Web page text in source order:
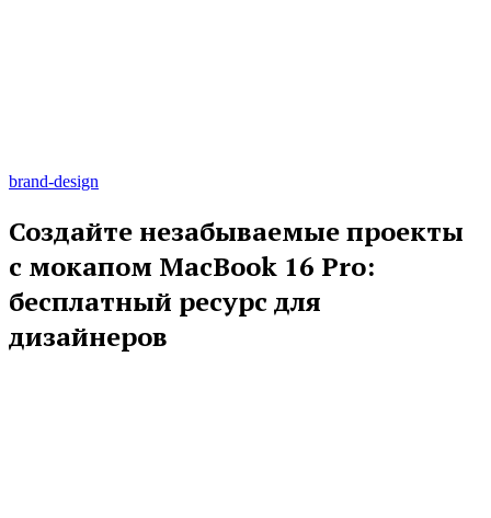
brand-design
Создайте незабываемые проекты
с мокапом MacBook 16 Pro:
бесплатный ресурс для
дизайнеров